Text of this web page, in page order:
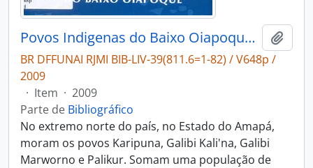
Povos Indigenas do Baixo Oiapoque: o encontro das águas, o encruzo dos saberes e a arte de viver.
BR DFFUNAI RJMI BIB-LIV-39(811.6=1-82) / V648p /
2009
· Item · 2009
Parte de Bibliográfico
No extremo norte do país, no Estado do Amapá,
moram os povos Karipuna, Galibi Kali'na, Galibi
Marworno e Palikur. Somam uma população de